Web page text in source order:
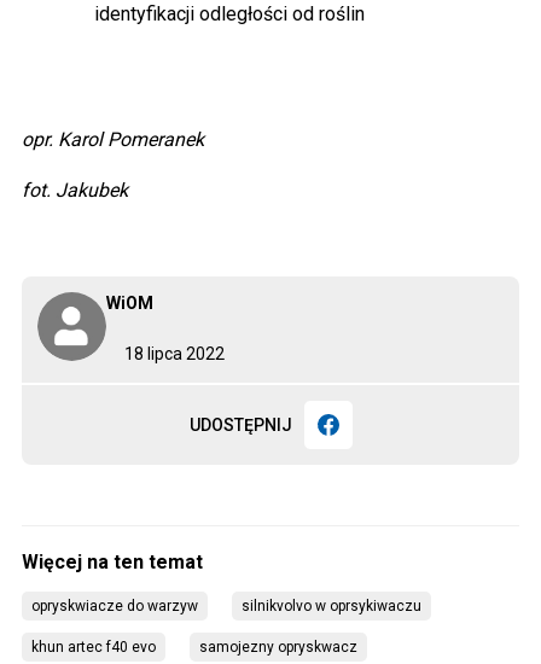
18 lipca 2022
WiOM
UDOSTĘPNIJ
identyfikacji odległości od roślin
opr. Karol Pomeranek
fot. Jakubek
opryskwiacze do warzyw silnikvolvo w oprsykiwaczu
khun artec f40 evo samojezny opryskwacz